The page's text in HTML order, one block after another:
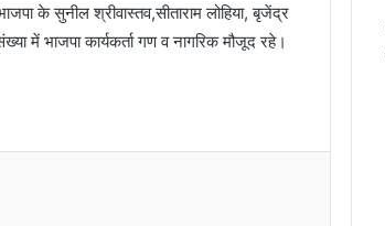
के सुनील श्रीवास्तव,सीताराम लोहिया, बृजेंद्र
में भाजपा कार्यकर्ता गण व नागरिक मौजूद रहे।